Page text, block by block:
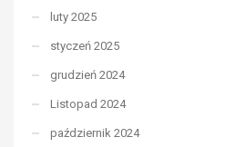
luty 2025
styczeń 2025
grudzień 2024
Listopad 2024
październik 2024